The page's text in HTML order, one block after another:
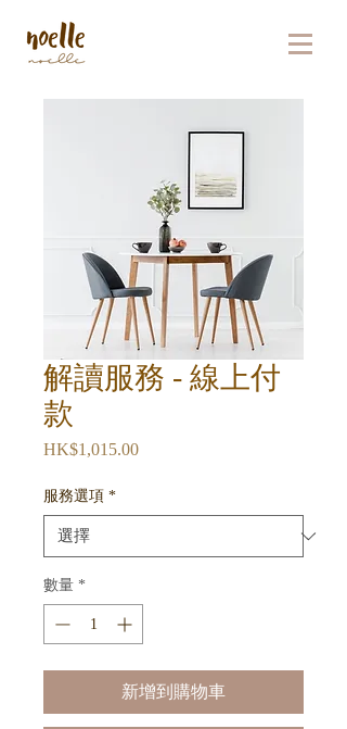
解讀服務 - 線上付
款
HK$1,015.00價
服務選項 *
數量 *
新增到購物車